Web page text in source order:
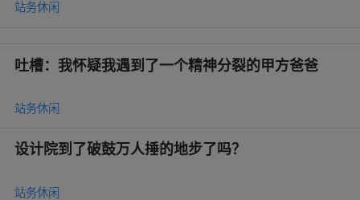
站务休闲
吐槽：我怀疑我遇到了一个精神分裂的甲方爸爸
站务休闲
设计院到了破鼓万人捶的地步了吗？
站务休闲